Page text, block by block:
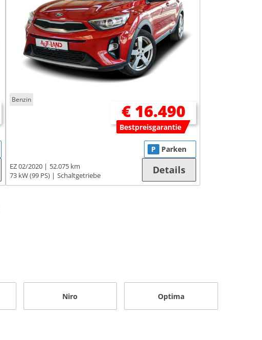
Benzin
€ 16.490
Bestpreisgarantie
EZ 02/2020
52.075 km
73 kW (99 PS)
Schaltgetriebe
P Parken
Details
Niro Optima